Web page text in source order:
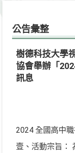
公告彙整
樹德科技大學
協會舉辦「
訊息
2024 全國高中
壹、活動宗旨：